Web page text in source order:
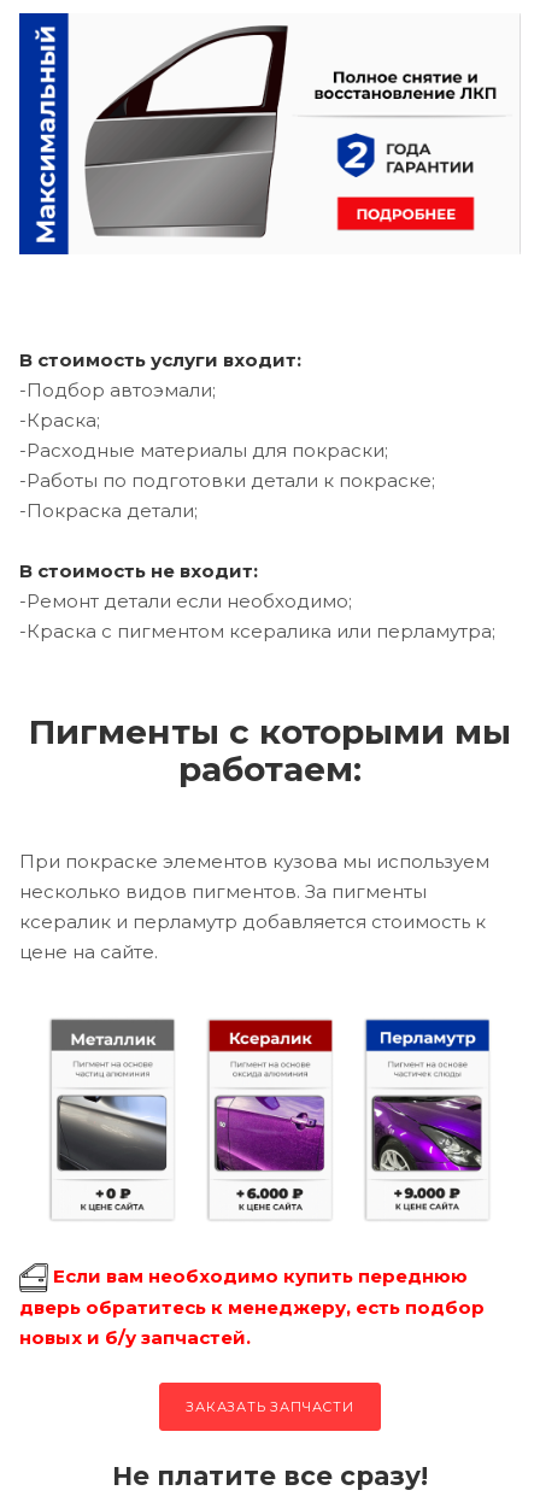
В стоимость услуги входит:
-Подбор автоэмали;
-Краска;
-Расходные материалы для покраски;
-Работы по подготовки детали к покраске;
-Покраска детали;
В стоимость не входит:
-Ремонт детали если необходимо;
-Краска с пигментом ксералика или перламутра;
Пигменты с которыми мы
работаем:
При покраске элементов кузова мы используем
несколько видов пигментов. За пигменты
ксералик и перламутр добавляется стоимость к
цене на сайте.
Если вам необходимо купить переднюю
дверь обратитесь к менеджеру, есть подбор
новых и б/у запчастей.
ЗАКАЗАТЬ ЗАПЧАСТИ
Не платите все сразу!